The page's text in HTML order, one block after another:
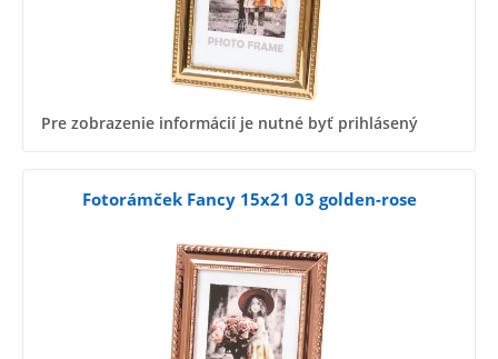
Pre zobrazenie informácií je nutné byť prihlásený
Fotorámček Fancy 15x21 03 golden-rose